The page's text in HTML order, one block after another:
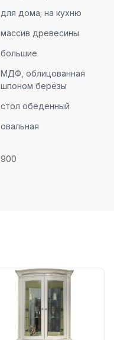
для дома; на кухню
массив древесины
большие
МДФ, облицованная
шпоном берёзы
стол обеденный
овальная
900